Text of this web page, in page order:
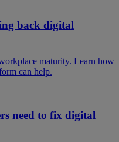
back digital
maturity. Learn how
can help.
need to fix digital